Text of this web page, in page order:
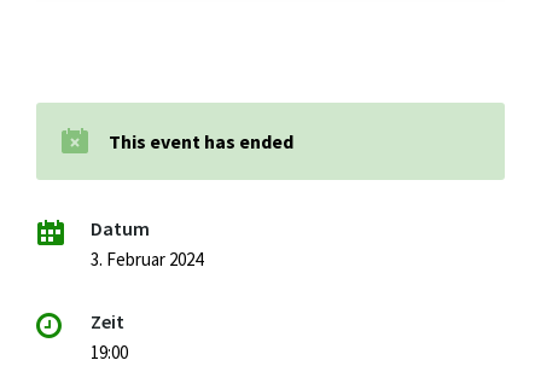
This event has ended
Datum
3. Februar 2024
Zeit
19:00